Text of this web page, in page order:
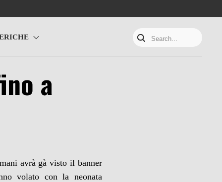
Search...
a
avrà gà visto il banner
volato con la neonata